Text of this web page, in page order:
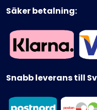
Säker betalning:
Snabb leverans till